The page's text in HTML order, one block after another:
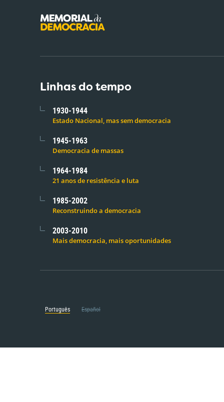
Linhas do tempo
1930-1944
Estado Nacional, mas sem democracia
1945-1963
Democracia de massas
1964-1984
21 anos de resistência e luta
1985-2002
Reconstruindo a democracia
2003-2010
Mais democracia, mais oportunidades
Português Español